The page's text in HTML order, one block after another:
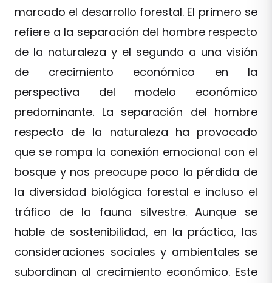
marcado el desarrollo forestal. El primero se
refiere a la separación del hombre respecto
de la naturaleza y el segundo a una visión
de crecimiento económico en la
perspectiva del modelo económico
predominante. La separación del hombre
respecto de la naturaleza ha provocado
que se rompa la conexión emocional con el
bosque y nos preocupe poco la pérdida de
la diversidad biológica forestal e incluso el
tráfico de la fauna silvestre. Aunque se
hable de sostenibilidad, en la práctica, las
consideraciones sociales y ambientales se
subordinan al crecimiento económico. Este